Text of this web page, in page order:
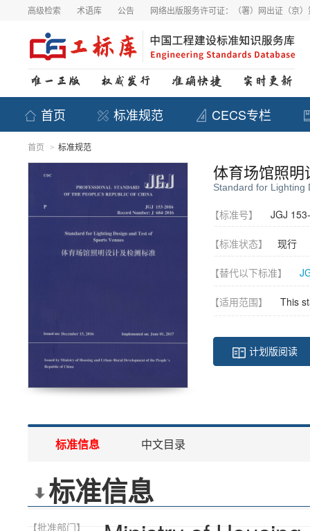
高级检索 术语库 公告 网络出版服务许可证：（署）网出证（京
首页 标准规范 CECS专栏
首页 > 标准规范
体育场馆照
Standard for Lighting
【标准号】 JGJ
【标准状态】 现行
【替代以下标准】
【适用范围】 This
计划版阅读
标准信息 中文目录
标准信息
【批准部门】